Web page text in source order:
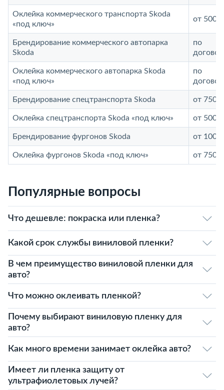
Оклейка коммерческого транспорта Skoda
«под ключ»
от 5000
Брендирование коммерческого автопарка
Skoda
по
Оклейка коммерческого автопарка Skoda
«под ключ»
по
Брендирование спецтранспорта Skoda от 7500
Оклейка спецтранспорта Skoda «под ключ» от 5000
Брендирование фургонов Skoda от
Оклейка фургонов Skoda «под ключ» от 7500
Популярные вопросы
Что дешевле: покраска или пленка?
Какой срок службы виниловой пленки?
В чем преимущество виниловой пленки для
авто?
Что можно оклеивать пленкой?
Почему выбирают виниловую пленку для
авто?
Как много времени занимает оклейка авто?
Имеет ли пленка защиту от
ультрафиолетовых лучей?